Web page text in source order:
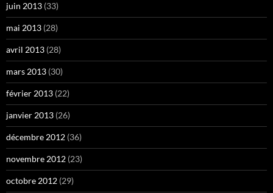
juin 2013 (33)
mai 2013 (28)
avril 2013 (28)
mars 2013 (30)
février 2013 (22)
janvier 2013 (26)
décembre 2012 (36)
novembre 2012 (23)
octobre 2012 (29)